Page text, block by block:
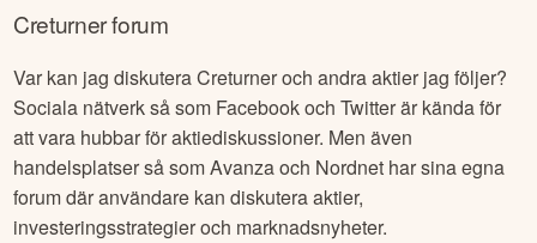
Creturnerforum
Var kan jag diskuteraCreturneroch andra aktier jag följer?
Sociala nätverk så som Facebook och Twitter är kända för
att vara hubbar för aktiediskussioner. Men även
handelsplatser så som Avanza och Nordnet har sina egna
forum där användare kan diskutera aktier,
investeringsstrategier och marknadsnyheter.